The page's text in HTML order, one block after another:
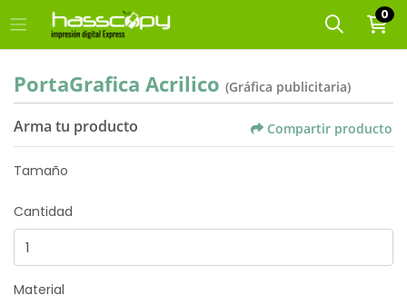
0
PortaGrafica Acrilico (Gráfica publicitaria)
Arma tu producto Compartir producto
Tamaño
Cantidad
Material